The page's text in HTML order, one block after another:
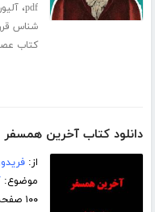
pdf،
شناس
کتاب
دانلود کتاب آخرین همسفر
از:
موضوع:
۱۰۰ صفحه